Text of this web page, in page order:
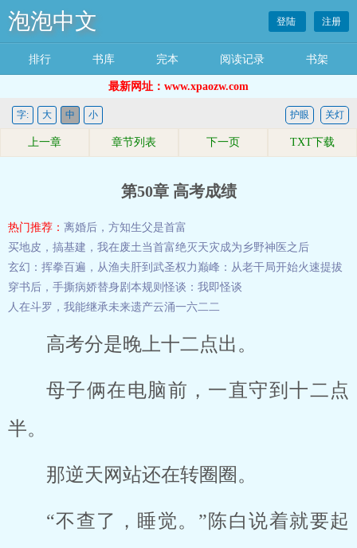
泡泡中文 登陆 注册
排行 书库 完本 阅读记录 书架
最新网址：www.xpaozw.com
字: 大 中 小 关灯
护眼
上一章 章节列表 下一页 TXT下载
第50章 高考成绩
热门推荐： 离婚后，方知生父是首富
买地皮，搞基建，我在废土当首富绝灭天灾成为乡野神医之后
玄幻：挥拳百遍，从渔夫肝到武圣权力巅峰：从老干局开始火速提拔
穿书后，手撕病娇替身剧本规则怪谈：我即怪谈
人在斗罗，我能继承未来遗产云涌一六二二
高考分是晚上十二点出。
母子俩在电脑前，一直守到十二点
半。
那逆天网站还在转圈圈。
“不查了，睡觉。”陈白说着就要起